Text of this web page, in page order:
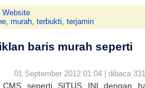
Website
, murah, terbukti, terjamin
baris murah seperti
01 September 2012 01:04 | dibaca
seperti SITUS INI dengan